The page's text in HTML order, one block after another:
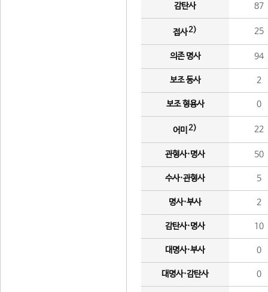
감탄사 87
접사2) 25
의존 명사 94
보조 동사 2
보조 형용사 0
어미 2) 22
관형사·명사 50
수사·관형사 5
명사·부사 2
감탄사·명사 10
대명사·부사 0
대명사·감탄사 0